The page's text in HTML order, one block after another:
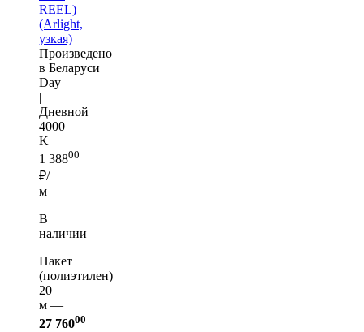
REEL)
(Arlight,
узкая)
Произведено
в Беларуси
Day
|
Дневной
4000
K
1 38800
₽/
м
В
наличии
Пакет
(полиэтилен)
20
м —
27 76000